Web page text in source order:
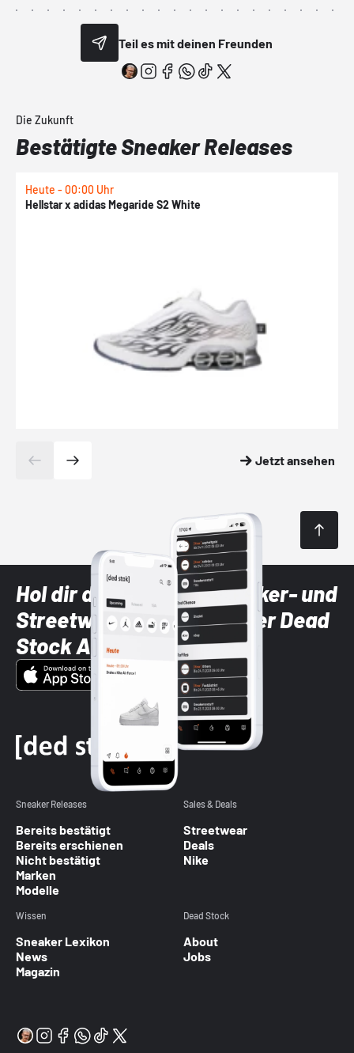
Teil es mit deinen Freunden
Die Zukunft
Bestätigte Sneaker Releases
Heute - 00:00 Uhr
Hellstar x adidas Megaride S2 White
Jetzt ansehen
Hol dir die neuesten Sneaker- und
Streetwear-Brands mit der Dead
Stock App
Sneaker Releases
Bereits bestätigt
Bereits erschienen
Nicht bestätigt
Marken
Modelle
Sales & Deals
Streetwear
Deals
Nike
Wissen
Sneaker Lexikon
News
Magazin
Dead Stock
About
Jobs